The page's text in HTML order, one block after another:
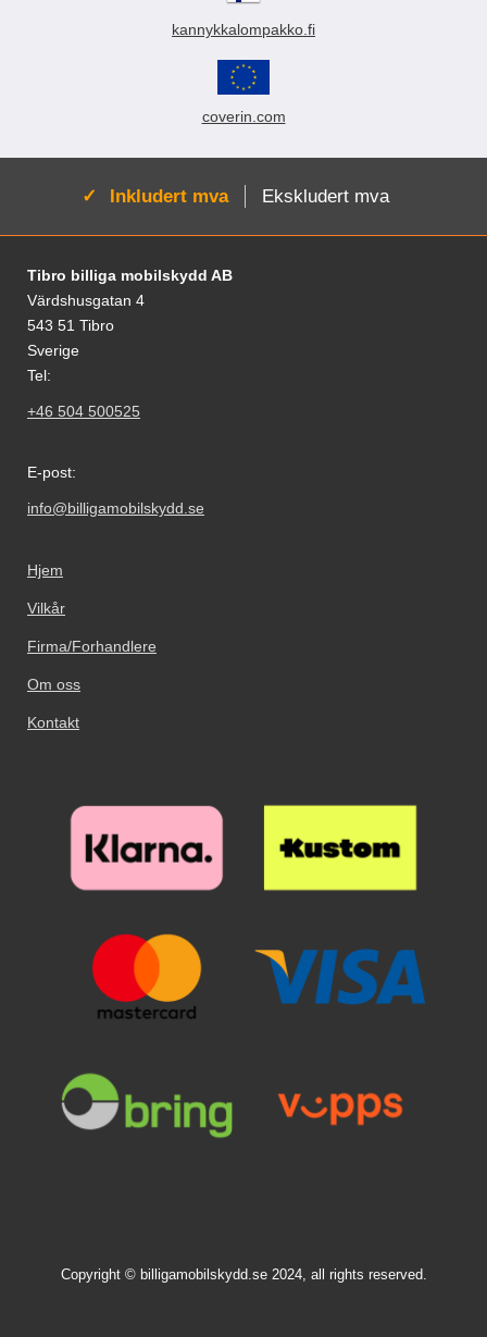
kannykkalompakko.fi
coverin.com
Aktiv:
Inkludert mva Ekskludert mva
Footer-innhold Blandet informasjon og
Tibro billiga mobilskydd AB
Värdshusgatan 4
543 51 Tibro
Sverige
Tel:
+46 504 500525
E-post:
info@billigamobilskydd.se
Hjem
Vilkår
Firma/Forhandlere
Om oss
Kontakt
Copyright © billigamobilskydd.se 2024, all rights reserved.